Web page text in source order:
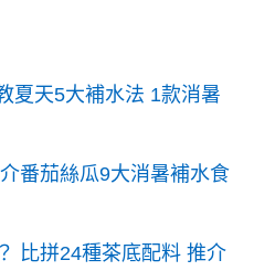
夏天5大補水法 1款消暑
番茄絲瓜9大消暑補水食
比拼24種茶底配料 推介